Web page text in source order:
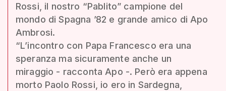
Rossi, il nostro “Pablito” campione del
mondo di Spagna ’82 e grande amico di Apo
Ambrosi.
“L’incontro con Papa Francesco era una
speranza ma sicuramente anche un
miraggio - racconta Apo -. Però era appena
morto Paolo Rossi, io ero in Sardegna,